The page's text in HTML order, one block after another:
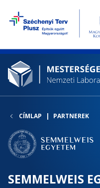
CÍMLAP PARTNEREK
SEMMELWEIS